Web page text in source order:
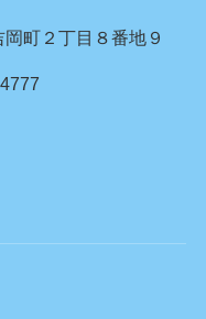
町２丁目８番地９